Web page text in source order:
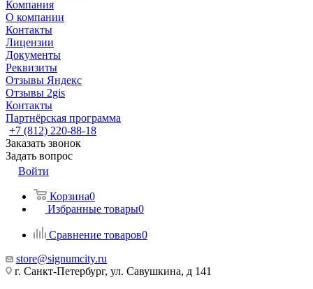
Компания
О компании
Контакты
Лицензии
Документы
Реквизиты
Отзывы Яндекс
Отзывы 2gis
Контакты
Партнёрская программа
+7 (812) 220-88-18
Заказать звонок
Задать вопрос
Войти
Корзина0
Избранные товары0
Сравнение товаров0
store@signumcity.ru
г. Санкт-Петербург, ул. Савушкина, д 141